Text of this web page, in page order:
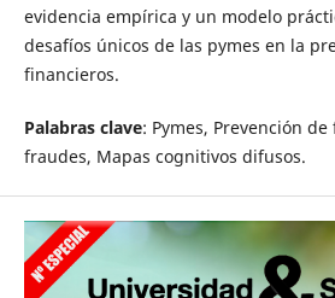
evidencia empírica y un modelo
desafíos únicos de las pymes en la
financieros.
Palabras clave: Pymes, Prevención
fraudes, Mapas cognitivos difusos.